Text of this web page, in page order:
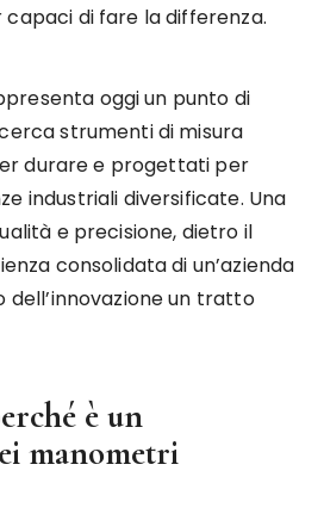
di fare la differenza.
oggi un punto di
strumenti di misura
durare e progettati per
industriali diversificate. Una
e precisione, dietro il
consolidata di un’azienda
un tratto
è un
manometri